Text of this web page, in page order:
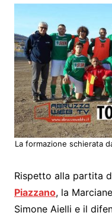
La formazione schierata
Rispetto alla partita
Piazzano, la
Simone Aielli e il